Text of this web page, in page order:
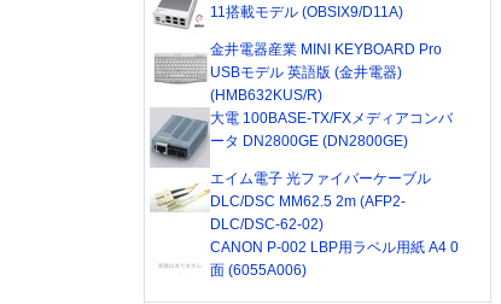
11搭載モデル (OBSIX9/D11A)
金井電器産業 MINI KEYBOARD Pro
USBモデル 英語版 (金井電器)
(HMB632KUS/R)
大電 100BASE-TX/FXメディアコンバ
ータ DN2800GE (DN2800GE)
エイム電子 光ファイバーケーブル
DLC/DSC MM62.5 2m (AFP2-
DLC/DSC-62-02)
CANON P-002 LBP用ラベル用紙 A4 0
面 (6055A006)